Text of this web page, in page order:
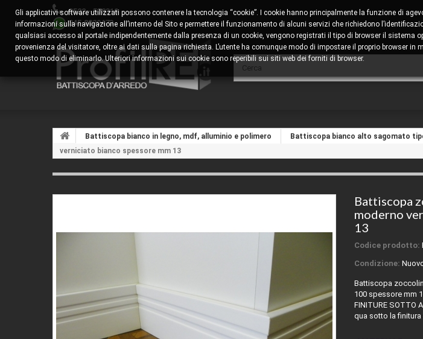
0522 - 578310
345.8829473
Battiscopa bianco in legno, mdf, alluminio e polimero Battiscopa bianco alto sagomato
verniciato bianco spessore mm 13
Battiscopa
moderno
13
Codice prodotto:
Condizione:
Battiscopa
100 spessore mm
FINITURE SOTTO
qua sotto la
Gli applicativi software utilizzati possono contenere la tecnologia “cookie”. I cookie hanno principalmente la funzione di
informazioni sulla navigazione all’interno del Sito e permettere il funzionamento di alcuni servizi che richiedono
qualsiasi accesso al portale indipendentemente dalla presenza di un cookie, vengono registrati il tipo di browser il sistema
provenienza del visitatore, oltre ai dati sulla pagina richiesta. L’utente ha comunque modo di impostare il proprio browser in
questo modo di eliminarlo. Ulteriori informazioni sui cookie sono reperibili sui siti web dei forniti di browser.